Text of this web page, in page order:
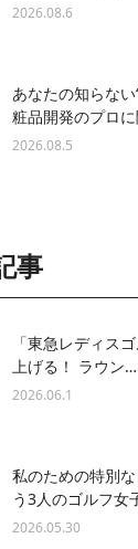
2026.08.6
あなたの知らな
粧品開発のプロ
2026.08.5
事
「東急レディス
上げる！ ラウン…
2026.06.1
私のための特別
う3人のゴルフ女
2026.05.30